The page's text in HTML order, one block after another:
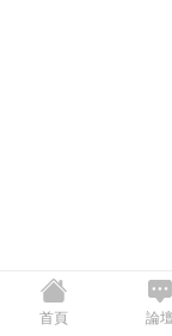
首頁 論壇